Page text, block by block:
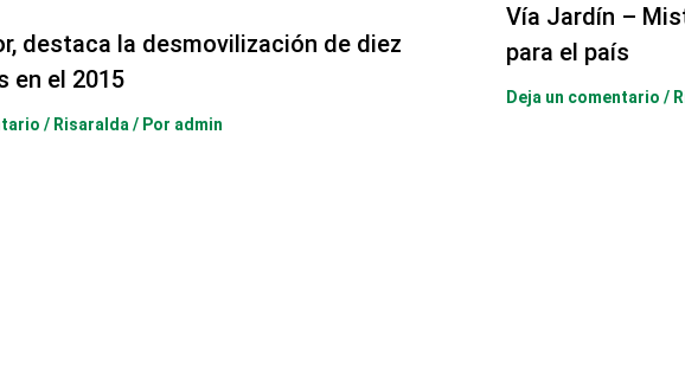
destaca la desmovilización de diez
en el 2015
/ Risaralda / Por admin
Vía Jardín –
para el país
Deja un comentario /